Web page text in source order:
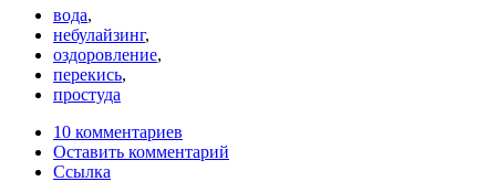
вода,
небулайзинг,
оздоровление,
перекись,
простуда
10 комментариев
Оставить комментарий
Ссылка